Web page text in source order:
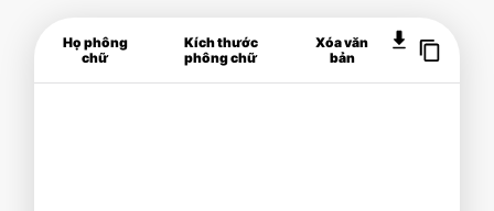
Họ phông
chữ
Kích thước
phông chữ
Xóa văn
bản